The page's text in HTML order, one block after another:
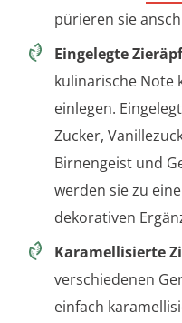
pürieren sie
Eingelegte
kulinarische Note
einlegen.
Zucker,
Birnengeist und
werden sie zu
dekorativen
Karamellisierte
verschiedenen
einfach